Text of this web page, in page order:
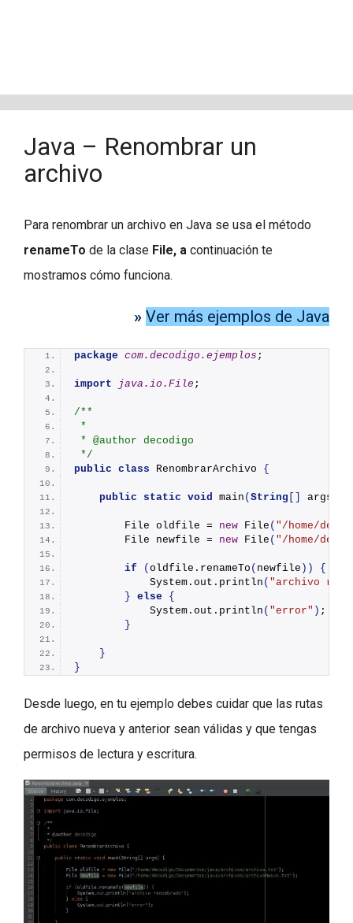
Java – Renombrar un
archivo
Para renombrar un archivo en Java se usa el método
renameTo de la clase File, a continuación te
mostramos cómo funciona.
» Ver más ejemplos de Java
package com.decodigo.ejemplos ;
import java.io.File ;
/**
*
* @author decodigo
*/
public class RenombrarArchivo {
public static void main ( String args
        File oldfile =
new File ( "/home/
        File newfile =
new File ( "/home/
if ( oldfile. renameTo ( newfile ))
{
            System.
out . println ( "archivo
} else {
            System.
out . println ( "error" ) ;
}
}
}
Desde luego, en tu ejemplo debes cuidar que las rutas
de archivo nueva y anterior sean válidas y que tengas
permisos de lectura y escritura.